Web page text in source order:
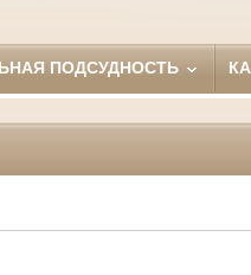
ПОДСУДНОСТЬ